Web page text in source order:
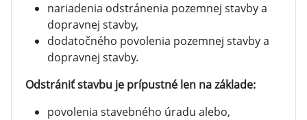
nariadenia odstránenia pozemnej stavby a
dopravnej stavby,
dodatočného povolenia pozemnej stavby a
dopravnej stavby.
Odstrániť stavbu je prípustné len na základe:
povolenia stavebného úradu alebo,